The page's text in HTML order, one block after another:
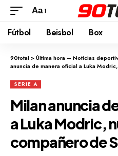
Aa
Fútbol Beisbol Box
90total >Última hora – Noticias
anuncia de manera oficial a Luka
SERIE A
Milan anuncia
a Luka Modric,
compañero de